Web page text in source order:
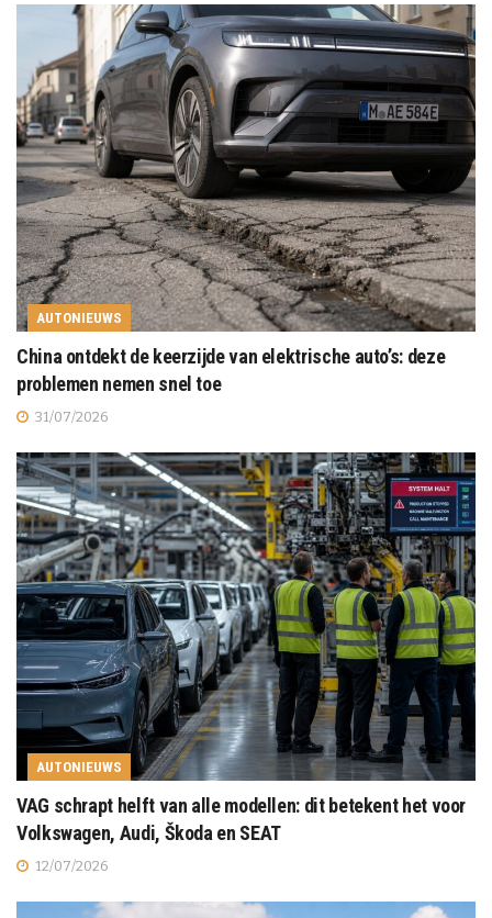
AUTONIEUWS
China ontdekt de keerzijde van elektrische auto’s: deze
problemen nemen snel toe
31/07/2026
AUTONIEUWS
VAG schrapt helft van alle modellen: dit betekent het voor
Volkswagen, Audi, Škoda en SEAT
12/07/2026